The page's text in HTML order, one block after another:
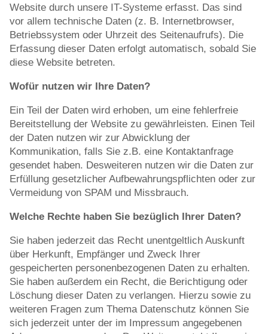
Website durch unsere IT-Systeme erfasst. Das sind
vor allem technische Daten (z. B. Internetbrowser,
Betriebssystem oder Uhrzeit des Seitenaufrufs). Die
Erfassung dieser Daten erfolgt automatisch, sobald Sie
diese Website betreten.
Wofür nutzen wir Ihre Daten?
Ein Teil der Daten wird erhoben, um eine fehlerfreie
Bereitstellung der Website zu gewährleisten. Einen Teil
der Daten nutzen wir zur Abwicklung der
Kommunikation, falls Sie z.B. eine Kontaktanfrage
gesendet haben. Desweiteren nutzen wir die Daten zur
Erfüllung gesetzlicher Aufbewahrungspflichten oder zur
Vermeidung von SPAM und Missbrauch.
Welche Rechte haben Sie bezüglich Ihrer Daten?
Sie haben jederzeit das Recht unentgeltlich Auskunft
über Herkunft, Empfänger und Zweck Ihrer
gespeicherten personenbezogenen Daten zu erhalten.
Sie haben außerdem ein Recht, die Berichtigung oder
Löschung dieser Daten zu verlangen. Hierzu sowie zu
weiteren Fragen zum Thema Datenschutz können Sie
sich jederzeit unter der im Impressum angegebenen